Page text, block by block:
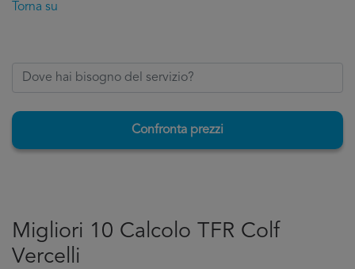
Torna su
Confronta prezzi
Migliori 10 Calcolo TFR Colf
Vercelli